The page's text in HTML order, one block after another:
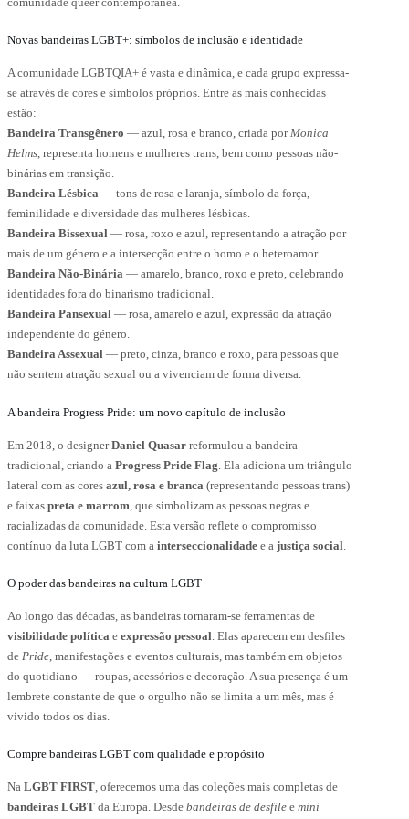
Novas bandeiras LGBT+: símbolos de inclusão e identidade
A comunidade LGBTQIA+ é vasta e dinâmica, e cada grupo expressa-
se através de cores e símbolos próprios. Entre as mais conhecidas
estão:
Bandeira Transgênero — azul, rosa e branco, criada porMonica
Helms, representa homens e mulheres trans, bem como pessoas não-
binárias em transição.
Bandeira Lésbica — tons de rosa e laranja, símbolo da força,
feminilidade e diversidade das mulheres lésbicas.
Bandeira Bissexual — rosa, roxo e azul, representando a atração por
mais de um género e a intersecção entre o homo e o heteroamor.
Bandeira Não-Binária — amarelo, branco, roxo e preto, celebrando
identidades fora do binarismo tradicional.
Bandeira Pansexual — rosa, amarelo e azul, expressão da atração
independente do género.
Bandeira Assexual — preto, cinza, branco e roxo, para pessoas que
não sentem atração sexual ou a vivenciam de forma diversa.
A bandeira Progress Pride: um novo capítulo de inclusão
Em 2018, o designerDaniel Quasar reformulou a bandeira
tradicional, criando a Progress Pride Flag . Ela adiciona um triângulo
lateral com as cores azul, rosa e branca (representando pessoas trans)
e faixas preta e marrom , que simbolizam as pessoas negras e
racializadas da comunidade. Esta versão reflete o compromisso
contínuo da luta LGBT com a interseccionalidade e a justiça social
O poder das bandeiras na cultura LGBT
Ao longo das décadas, as bandeiras tornaram-se ferramentas de
visibilidade política e expressão pessoal . Elas aparecem em desfiles
de Pride , manifestações e eventos culturais, mas também em objetos
do quotidiano — roupas, acessórios e decoração. A sua presença é um
lembrete constante de que o orgulho não se limita a um mês, mas é
vivido todos os dias.
Compre bandeiras LGBT com qualidade e propósito
Na LGBT FIRST, oferecemos uma das coleções mais completas de
bandeiras LGBT da Europa. Desde bandeiras de desfile e mini